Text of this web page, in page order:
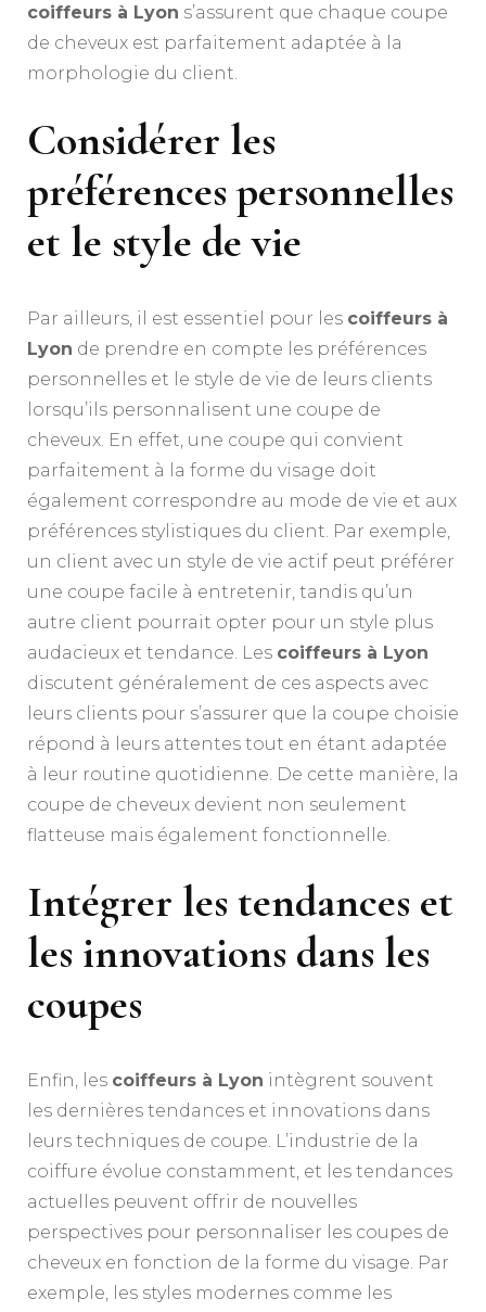
coiffeurs à Lyon s’assurent que chaque coupe
de cheveux est parfaitement adaptée à la
morphologie du client.
Considérer les
préférences personnelles
et le style de vie
Par ailleurs, il est essentiel pour les coiffeurs à
Lyon de prendre en compte les préférences
personnelles et le style de vie de leurs clients
lorsqu’ils personnalisent une coupe de
cheveux. En effet, une coupe qui convient
parfaitement à la forme du visage doit
également correspondre au mode de vie et aux
préférences stylistiques du client. Par exemple,
un client avec un style de vie actif peut préférer
une coupe facile à entretenir, tandis qu’un
autre client pourrait opter pour un style plus
audacieux et tendance. Les coiffeurs à Lyon
discutent généralement de ces aspects avec
leurs clients pour s’assurer que la coupe choisie
répond à leurs attentes tout en étant adaptée
à leur routine quotidienne. De cette manière, la
coupe de cheveux devient non seulement
flatteuse mais également fonctionnelle.
Intégrer les tendances et
les innovations dans les
coupes
Enfin, les coiffeurs à Lyon intègrent souvent
les dernières tendances et innovations dans
leurs techniques de coupe. L’industrie de la
coiffure évolue constamment, et les tendances
actuelles peuvent offrir de nouvelles
perspectives pour personnaliser les coupes de
cheveux en fonction de la forme du visage. Par
exemple, les styles modernes comme les